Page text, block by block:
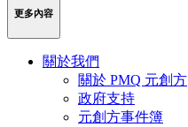
更多內容
關於我們
關於 PMQ 元創方
政府支持
元創方事件簿